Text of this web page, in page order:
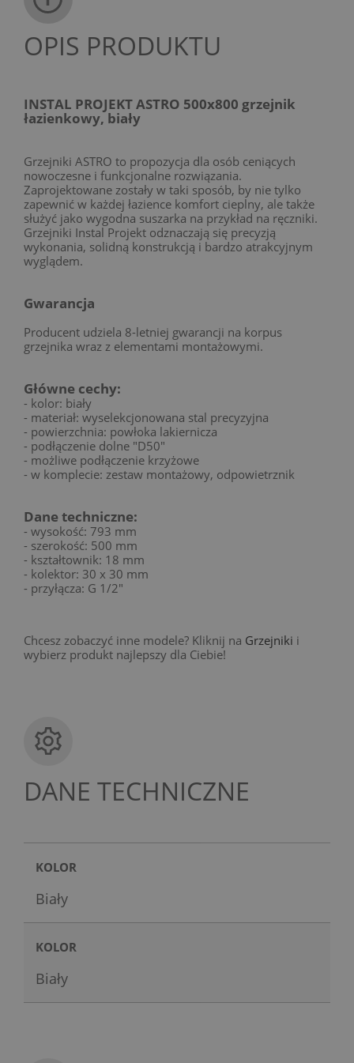
OPIS PRODUKTU
INSTAL PROJEKT ASTRO 500x800 grzejnik
łazienkowy, biały
Grzejniki ASTRO to propozycja dla osób ceniących
nowoczesne i funkcjonalne rozwiązania.
Zaprojektowane zostały w taki sposób, by nie tylko
zapewnić w każdej łazience komfort cieplny, ale także
służyć jako wygodna suszarka na przykład na ręczniki.
Grzejniki Instal Projekt odznaczają się precyzją
wykonania, solidną konstrukcją i bardzo atrakcyjnym
wyglądem.
Gwarancja
Producent udziela 8-letniej gwarancji na korpus
grzejnika wraz z elementami montażowymi.
Główne cechy:
- kolor: biały
- materiał: wyselekcjonowana stal precyzyjna
- powierzchnia: powłoka lakiernicza
- podłączenie dolne "D50"
- możliwe podłączenie krzyżowe
- w komplecie: zestaw montażowy, odpowietrznik
Dane techniczne:
- wysokość: 793 mm
- szerokość: 500 mm
- kształtownik: 18 mm
- kolektor: 30 x 30 mm
- przyłącza: G 1/2"
Chcesz zobaczyć inne modele? Kliknij na Grzejniki i
wybierz produkt najlepszy dla Ciebie!
DANE TECHNICZNE
KOLOR
Biały
KOLOR
Biały